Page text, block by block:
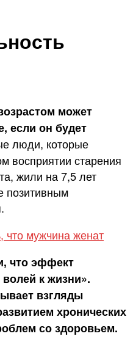
может
если он будет
люди, которые
восприятии старения
жили на 7,5 лет
позитивным
что мужчина женат
что эффект
к жизни».
взгляды
хронических
со здоровьем.